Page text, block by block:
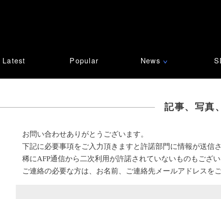
Latest Popular News ∨
記事、写真
お問い合わせありがとうございます。
下記に必要事項をご入力頂きますと許諾部門に情報が送信
稀にAFP通信から二次利用が許諾されていないものもござ
ご連絡の必要な方は、お名前、ご連絡先メールアドレスを